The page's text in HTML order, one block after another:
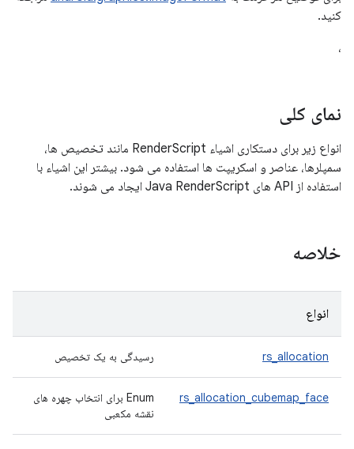
کنید.
،
نمای کلی
انواع زیر برای دستکاری اشیاء RenderScript مانند تخصیص ها،
سمپلرها، عناصر و اسکریپت ها استفاده می شود. بیشتر این اشیاء با
استفاده از API های Java RenderScript ایجاد می شوند.
خلاصه
انواع
rs_allocation رسیدگی به یک تخصیص
rs_allocation_cubemap_face
Enum برای انتخاب چهره های
نقشه مکعبی